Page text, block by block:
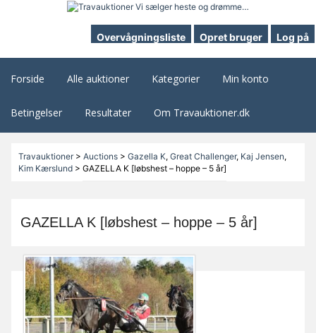
Overvågningsliste Opret bruger Log på
Forside Alle auktioner Kategorier Min konto
Betingelser Resultater Om Travauktioner.dk
Travauktioner> Auctions> Gazella K, Great Challenger, Kaj Jensen,
Kim Kærslund> GAZELLA K [løbshest – hoppe – 5 år]
GAZELLA K [løbshest – hoppe – 5 år]